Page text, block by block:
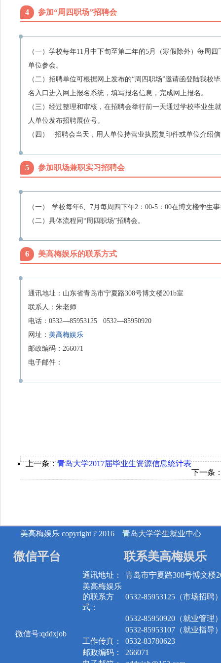
4 参加“周四职场”招聘会
（一）学校每年11 月中下旬至第二年的5 月（寒假除外）每周四
单位参会。
（二）招聘单位可根据网上发布的“周四职场”邀请函登陆我校
名入口进入网上报名系统，填写报名信息，完成网上报名。
（三）经过整理和审核，在招聘会举行前一天通过学校毕业
人单位发布招聘展位号。
（四）
招聘会当天，用人单位持营业执照复印件或单位介绍
5 参加职场兼职实习招聘会
（一） 学校每年6 7 月每周四下午2 ： 00-5 ： 00在博文楼学生
（二）具体流程同“周四职场”招聘会。
6 美高梅娱乐的联系方式
通讯地址：山东省青岛市宁夏路308号博文楼201b室
联系人：朱老师
电话： 0532—85953125 0532—85950920
网址： 美高梅娱乐
邮政编码： 266071
电子邮件：
上一条：青岛大学2017届毕业生资源信息统计表
下一条
美高梅娱乐 copyright ? 2016 青岛大学学生就业中心
微信平台
微信号:qddxjob
联系美高梅娱乐
通讯地址：
青岛市宁夏路308号博文楼
美高梅娱乐
的联系方
式：
0532-85953125（市场招聘
0532-85950920（就业管理
0532-85953107（就业指导
工作传真：
0532-83780623
邮政编码：
266071